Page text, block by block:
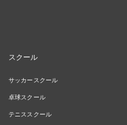
スクール
サッカースクール
卓球スクール
テニススクール